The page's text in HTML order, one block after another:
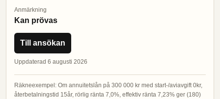
Anmärkning
Kan prövas
Till ansökan
Uppdaterad 6 augusti 2026
Räkneexempel: Om annuitetslån på 300 000 kr med start-/aviavgift 0kr,
återbetalningstid 15år, rörlig ränta 7,0%, effektiv ränta 7,23% ger (180)